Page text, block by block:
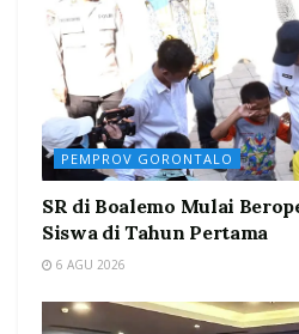
PEMPROV GORONTALO
SR di Boalemo Mulai
Siswa di Tahun Pertama
6 AGU 2026